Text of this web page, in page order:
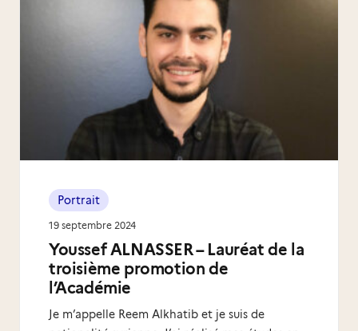
Youssef ALNASSER – Lauréat de la
troisième promotion de
l’Académie
Portrait
Je m’appelle Reem Alkhatib et je suis de
19 septembre 2024